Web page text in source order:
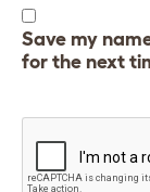
Save my
for the next